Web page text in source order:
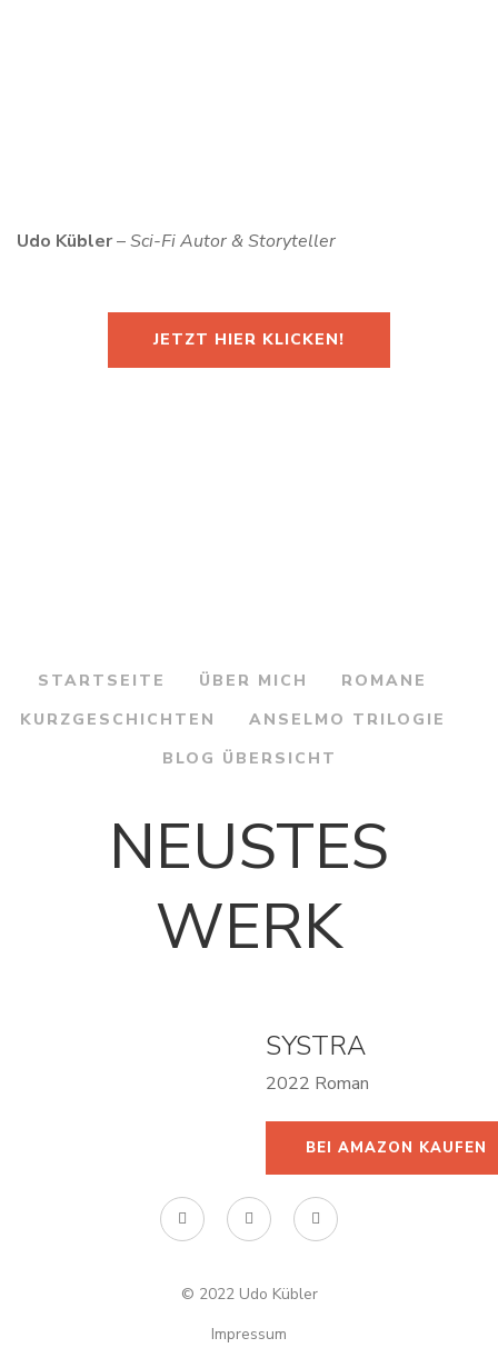
Udo Kübler–Sci-Fi Autor & Storyteller
JETZT HIER KLICKEN!
STARTSEITE ÜBER MICH
ROMANE
KURZGESCHICHTEN
ANSELMO TRILOGIE
BLOG ÜBERSICHT
NEUSTES
WERK
SYSTRA
2022 Roman
BEI AMAZON KAUFEN
© 2022 Udo Kübler
Impressum